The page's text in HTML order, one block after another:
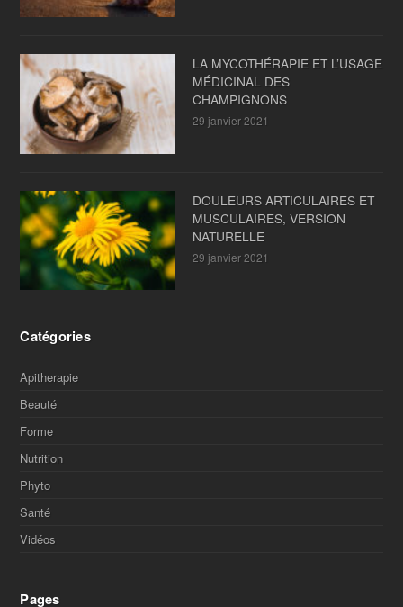
LA MYCOTHÉRAPIE ET L’USAGE
MÉDICINAL DES
CHAMPIGNONS
29 janvier 2021
DOULEURS ARTICULAIRES ET
MUSCULAIRES, VERSION
NATURELLE
29 janvier 2021
Catégories
Apitherapie
Beauté
Forme
Nutrition
Phyto
Santé
Vidéos
Pages